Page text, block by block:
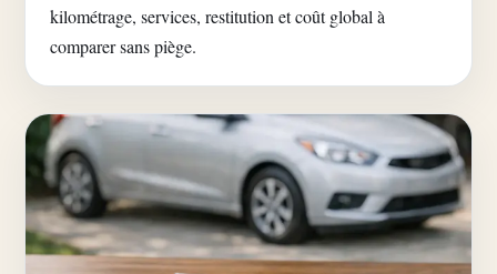
kilométrage, services, restitution et coût global à
comparer sans piège.